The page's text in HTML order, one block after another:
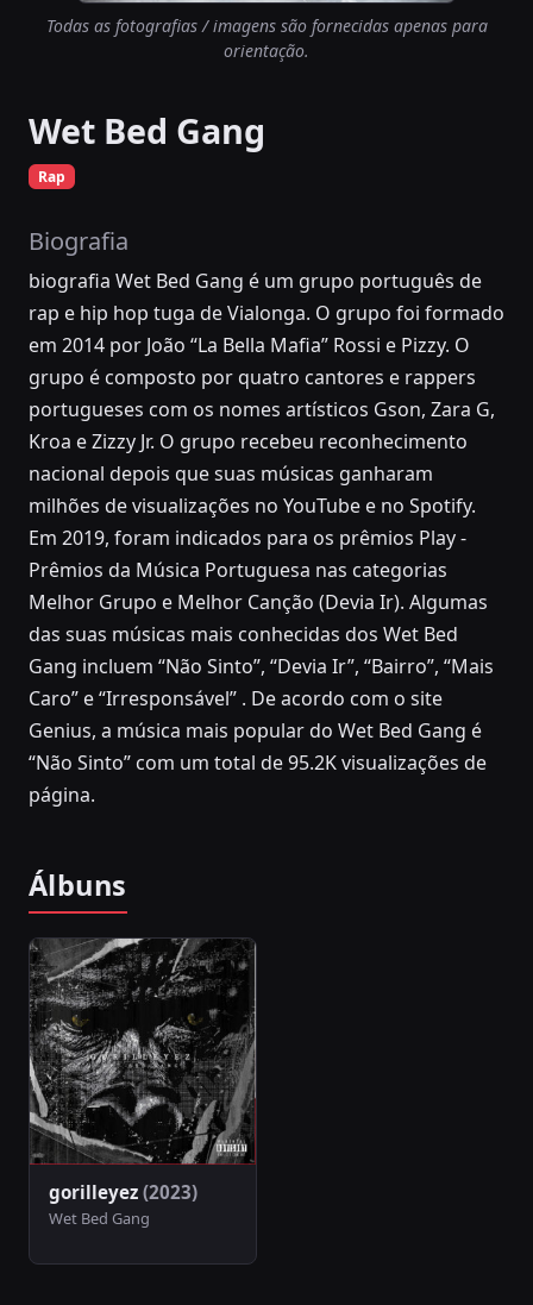
Todas as fotografias / imagens são fornecidas apenas para
orientação.
Wet Bed Gang
Rap
Biografia
biografia Wet Bed Gang é um grupo português de
rap e hip hop tuga de Vialonga. O grupo foi formado
em 2014 por João “La Bella Mafia” Rossi e Pizzy. O
grupo é composto por quatro cantores e rappers
portugueses com os nomes artísticos Gson, Zara G,
Kroa e Zizzy Jr. O grupo recebeu reconhecimento
nacional depois que suas músicas ganharam
milhões de visualizações no YouTube e no Spotify.
Em 2019, foram indicados para os prêmios Play -
Prêmios da Música Portuguesa nas categorias
Melhor Grupo e Melhor Canção (Devia Ir). Algumas
das suas músicas mais conhecidas dos Wet Bed
Gang incluem “Não Sinto”, “Devia Ir”, “Bairro”, “Mais
Caro” e “Irresponsável” . De acordo com o site
Genius, a música mais popular do Wet Bed Gang é
“Não Sinto” com um total de 95.2K visualizações de
página.
Álbuns
gorilleyez (2023)
Wet Bed Gang